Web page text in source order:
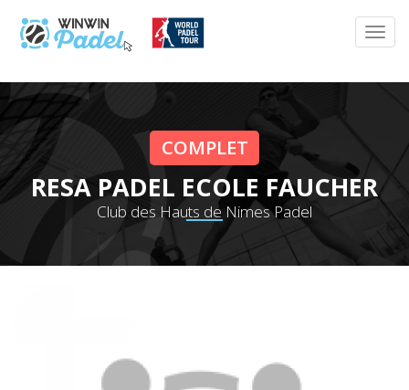
COMPLET
RESA PADEL ECOLE FAUCHER
Club des Hauts de Nimes Padel